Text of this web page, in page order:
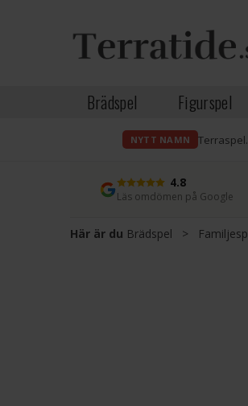
Brädspel Figurspel
NYTT NAMN
4.8
Läs omdömen på Google
Här är du Brädspel >